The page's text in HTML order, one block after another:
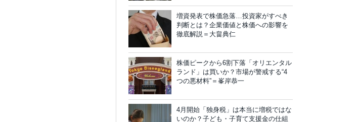
増資発表で株価急落…投資家がすべき
判断とは？企業価値と株価への影響を
徹底解説＝大畠典仁
株価ピークから6割下落「オリエンタル
ランド」は買いか？市場が警戒する“4
つの悪材料”＝峯岸恭一
4月開始「独身税」は本当に増税ではな
いのか？子ども・子育て支援金の仕組